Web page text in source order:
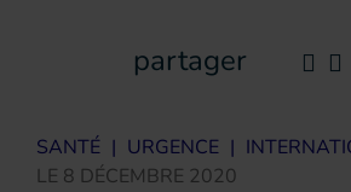
partager
SANTÉ | URGENCE |
LE 8 DÉCEMBRE 2020